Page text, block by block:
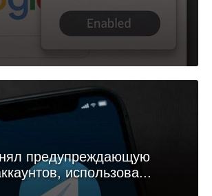
предупреждающую
использова...